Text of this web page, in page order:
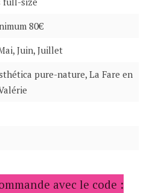
80€
Juin, Juillet
pure-nature, La Fare en
avec le code :